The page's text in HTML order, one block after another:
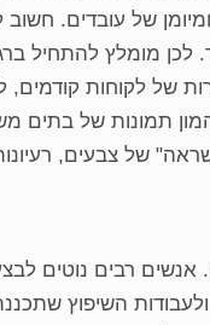
של עובדים. חשוב
מומלץ להתחיל
של לקוחות קודמים,
תמונות של בתים
של צבעים, רעיונות
רבים נוטים
השיפוץ